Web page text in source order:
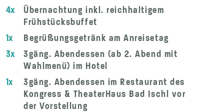
4x
Übernachtung inkl. reichhaltigem
Frühstücksbuffet
1x
Begrüßungsgetränk am Anreisetag
3x
3gäng. Abendessen (ab 2. Abend mit
Wahlmenü) im Hotel
1x
3gäng. Abendessen im Restaurant des
Kongress & TheaterHaus Bad Ischl vor
der Vorstellung